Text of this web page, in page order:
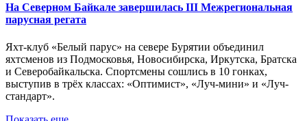
На Северном Байкале завершилась III Межрегиональная
парусная регата
Яхт-клуб «Белый парус» на севере Бурятии объединил
яхтсменов из Подмосковья, Новосибирска, Иркутска, Братска
и Северобайкальска. Спортсмены сошлись в 10 гонках,
выступив в трёх классах: «Оптимист», «Луч-мини» и «Луч-
стандарт».